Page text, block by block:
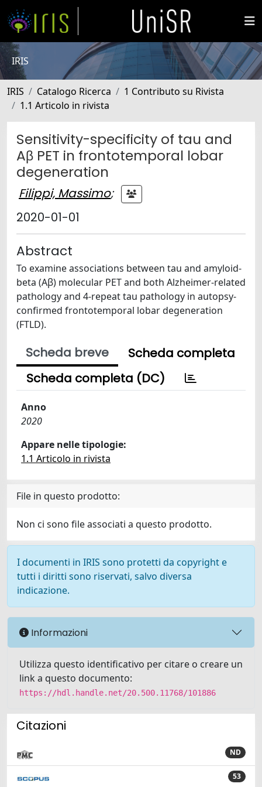
IRIS
IRIS Catalogo Ricerca
1 Contributo su Rivista
1.1 Articolo in rivista
Sensitivity-specificity of tau and
Aβ PET in frontotemporal lobar
degeneration
Filippi, Massimo;
2020-01-01
Abstract
To examine associations between tau and amyloid-
beta (Aβ) molecular PET and both Alzheimer-related
pathology and 4-repeat tau pathology in autopsy-
confirmed frontotemporal lobar degeneration
(FTLD).
Scheda breve
Scheda completa
Scheda completa (DC)
Anno
2020
Appare nelle tipologie:
1.1 Articolo in rivista
File in questo prodotto:
Non ci sono file associati a questo prodotto.
I documenti in IRIS sono protetti da copyright e
tutti i diritti sono riservati, salvo diversa
indicazione.
Informazioni
Utilizza questo identificativo per citare o creare un
link a questo documento:
https://hdl.handle.net/20.500.11768/101886
Citazioni
ND
53